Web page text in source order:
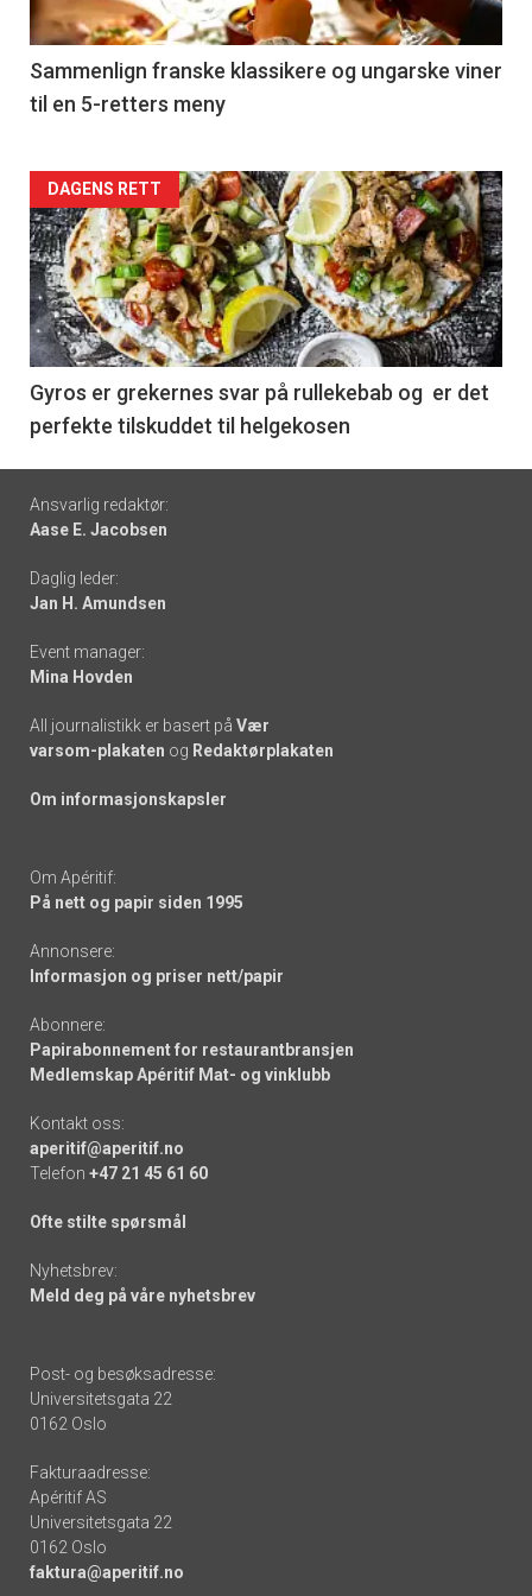
-
5
Sammenlign franske klassikere og ungarske viner
til en 5-retters meny
Forsiden
akkurat
nå
-
6
DAGENS RETT
Gyros er grekernes svar på rullekebab og er det
perfekte tilskuddet til helgekosen
Footer
-
links
Ansvarlig redaktør:
Aase E. Jacobsen
Daglig leder:
Jan H. Amundsen
Event manager:
Mina Hovden
All journalistikk er basert på Vær
varsom-plakaten og Redaktørplakaten
Om informasjonskapsler
Om Apéritif:
På nett og papir siden 1995
Annonsere:
Informasjon og priser nett/papir
Abonnere:
Papirabonnement for restaurantbransjen
Medlemskap Apéritif Mat- og vinklubb
Kontakt oss:
aperitif@aperitif.no
Telefon +47 21 45 61 60
Ofte stilte spørsmål
Nyhetsbrev:
Meld deg på våre nyhetsbrev
Post- og besøksadresse:
Universitetsgata 22
0162 Oslo
Fakturaadresse:
Apéritif AS
Universitetsgata 22
0162 Oslo
faktura@aperitif.no